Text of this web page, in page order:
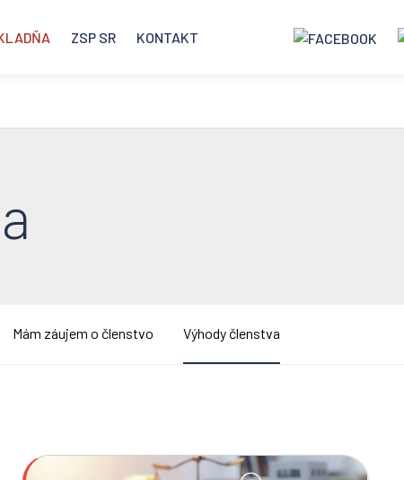
ZSP SR KONTAKT
Mám záujem o členstvo Výhody členstva